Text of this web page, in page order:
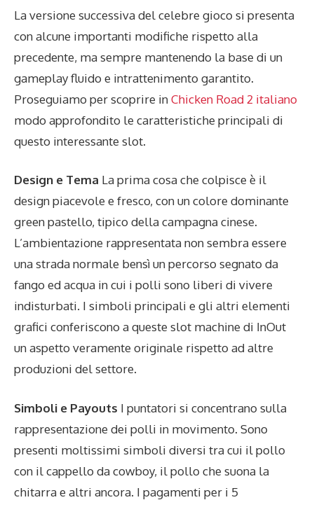
La versione successiva del celebre gioco si presenta
con alcune importanti modifiche rispetto alla
precedente, ma sempre mantenendo la base di un
gameplay fluido e intrattenimento garantito.
Proseguiamo per scoprire inChicken Road 2 italiano
modo approfondito le caratteristiche principali di
questo interessante slot.
Design e Tema La prima cosa che colpisce è il
design piacevole e fresco, con un colore dominante
green pastello, tipico della campagna cinese.
L’ambientazione rappresentata non sembra essere
una strada normale bensì un percorso segnato da
fango ed acqua in cui i polli sono liberi di vivere
indisturbati. I simboli principali e gli altri elementi
grafici conferiscono a queste slot machine di InOut
un aspetto veramente originale rispetto ad altre
produzioni del settore.
Simboli e Payouts I puntatori si concentrano sulla
rappresentazione dei polli in movimento. Sono
presenti moltissimi simboli diversi tra cui il pollo
con il cappello da cowboy, il pollo che suona la
chitarra e altri ancora. I pagamenti per i 5